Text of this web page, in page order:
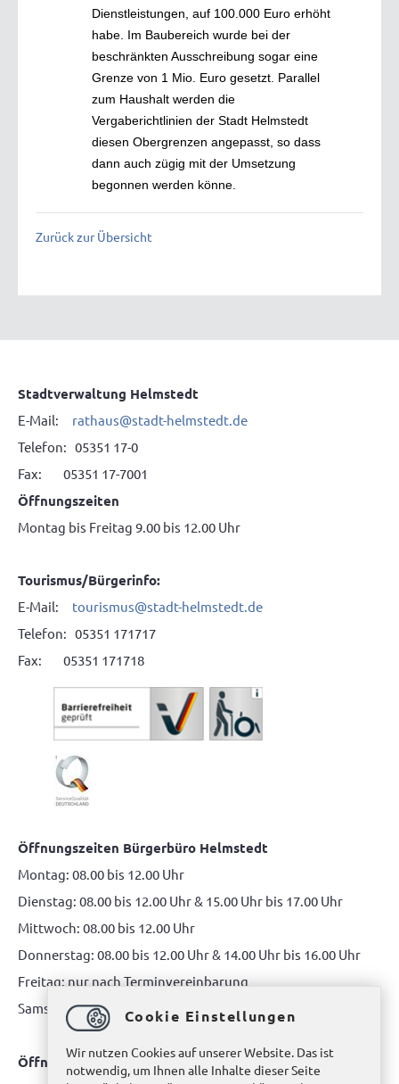
Dienstleistungen, auf 100.000 Euro erhöht
habe. Im Baubereich wurde bei der
beschränkten Ausschreibung sogar eine
Grenze von 1 Mio. Euro gesetzt. Parallel
zum Haushalt werden die
Vergaberichtlinien der Stadt Helmstedt
diesen Obergrenzen angepasst, so dass
dann auch zügig mit der Umsetzung
begonnen werden könne.
Zurück zur Übersicht
Stadtverwaltung Helmstedt
E-Mail: rathaus@stadt-helmstedt.de
Telefon: 05351 17-0
Fax: 05351 17-7001
Öffnungszeiten
Montag bis Freitag 9.00 bis 12.00 Uhr
Tourismus/Bürgerinfo:
E-Mail: tourismus@stadt-helmstedt.de
Telefon: 05351 171717
Fax: 05351 171718
Öffnungszeiten Bürgerbüro Helmstedt
Montag: 08.00 bis 12.00 Uhr
Dienstag: 08.00 bis 12.00 Uhr & 15.00 Uhr bis 17.00 Uhr
Mittwoch: 08.00 bis 12.00 Uhr
Donnerstag: 08.00 bis 12.00 Uhr & 14.00 Uhr bis 16.00 Uhr
Freitag: nur nach Terminvereinbarung
Samstag: 10.00 bis 12.00 Uhr
Öffnungszeiten Bürgerbüro Büddenstedt
Cookie Einstellungen
Wir nutzen Cookies auf unserer Website. Das ist
notwendig, um Ihnen alle Inhalte dieser Seite